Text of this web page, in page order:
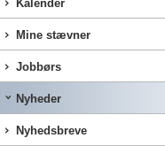
Kalender
Mine stævner
Jobbørs
Nyheder
Nyhedsbreve